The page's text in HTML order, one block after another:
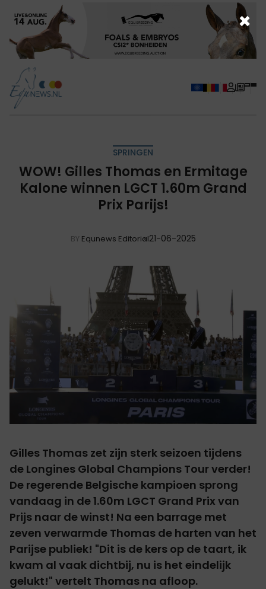
SPRINGEN
WOW! Gilles Thomas en Ermitage
Kalone winnen LGCT 1.60m Grand
Prix Parijs!
BY Equnews Editorial21-06-2025
Gilles Thomas zet zijn sterk seizoen tijdens
de Longines Global Champions Tour verder!
De regerende Belgische kampioen sprong
vandaag in de 1.60m LGCT Grand Prix van
Prijs naar de winst! Na een barrage met
zeven verwarmde Thomas de harten van het
Parijse publiek! "Dit is de kers op de taart, ik
kwam al vaak dichtbij, nu is het eindelijk
gelukt!" vertelt Thomas na afloop.
×